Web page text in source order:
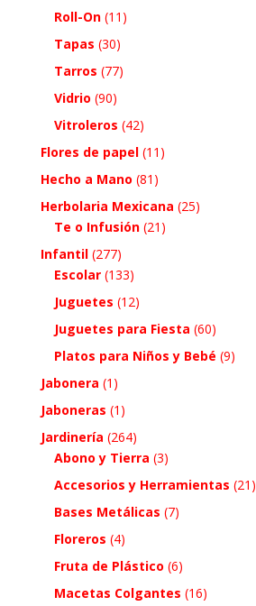
Roll-On (11)
Tapas (30)
Tarros (77)
Vidrio (90)
Vitroleros (42)
Flores de papel (11)
Hecho a Mano (81)
Herbolaria Mexicana (25)
Te o Infusión (21)
Infantil (277)
Escolar (133)
Juguetes (12)
Juguetes para Fiesta (60)
Platos para Niños y Bebé (9)
Jabonera (1)
Jaboneras (1)
Jardinería (264)
Abono y Tierra (3)
Accesorios y Herramientas (21)
Bases Metálicas (7)
Floreros (4)
Fruta de Plástico (6)
Macetas Colgantes (16)